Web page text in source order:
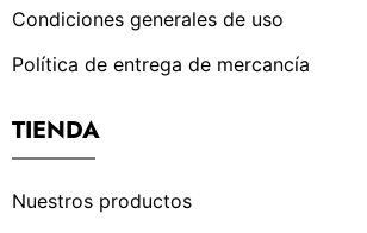
Condiciones generales de uso
Política de entrega de mercancía
TIENDA
Nuestros productos